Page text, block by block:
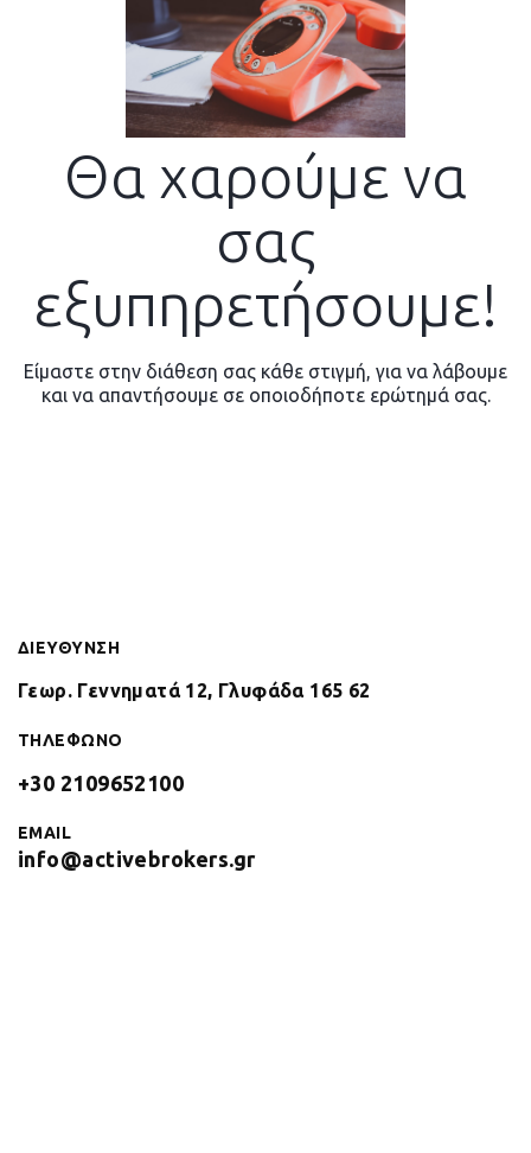
Θα χαρούμε να
σας
εξυπηρετήσουμε!
Είμαστε στην διάθεση σας κάθε στιγμή, για να λάβουμε
και να απαντήσουμε σε οποιοδήποτε ερώτημά σας.
ΔΙΕΥΘΥΝΣΗ
Γεωρ. Γεννηματά 12, Γλυφάδα 165 62
ΤΗΛΕΦΩΝΟ
+30 2109652100
EMAIL
info@activebrokers.gr